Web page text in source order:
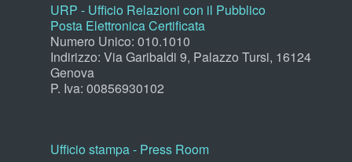
URP - Ufficio Relazioni con il Pubblico
Posta Elettronica Certificata
Numero Unico: 010.1010
Indirizzo: Via Garibaldi 9, Palazzo Tursi, 16124
Genova
P. Iva: 00856930102
Ufficio stampa - Press Room